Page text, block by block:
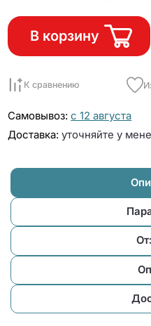
В корзину
К сравнению
Самовывоз: с 12 августа
Доставка: уточняйте у